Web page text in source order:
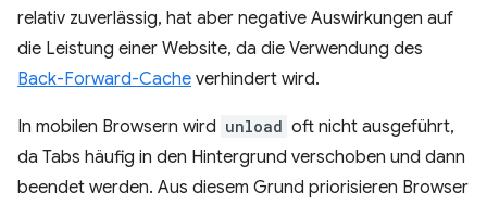
relativ zuverlässig, hat aber negative Auswirkungen auf
die Leistung einer Website, da die Verwendung des
Back-Forward-Cache verhindert wird.
In mobilen Browsern wird unload oft nicht ausgeführt,
da Tabs häufig in den Hintergrund verschoben und dann
beendet werden. Aus diesem Grund priorisieren Browser